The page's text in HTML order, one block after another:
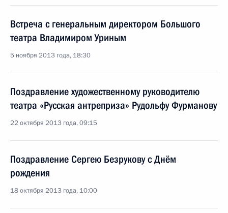
Встреча с генеральным директором Большого
театра Владимиром Уриным
5 ноября 2013 года, 18:30
Поздравление художественному руководителю
театра «Русская антреприза» Рудольфу Фурманову
22 октября 2013 года, 09:15
Поздравление Сергею Безрукову с Днём
рождения
18 октября 2013 года, 10:00